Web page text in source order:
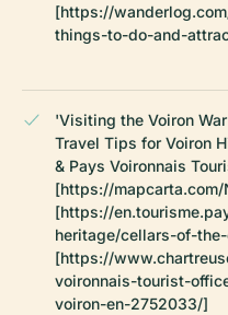
[https://
things-to-do-and-
'Visiting the Voiron
Travel Tips for Voiron
& Pays Voironnais
[https://mapcarta.com/
[https://
heritage/cellars-of-
[https://
voironnais-tourist-
voiron-en-2752033/]